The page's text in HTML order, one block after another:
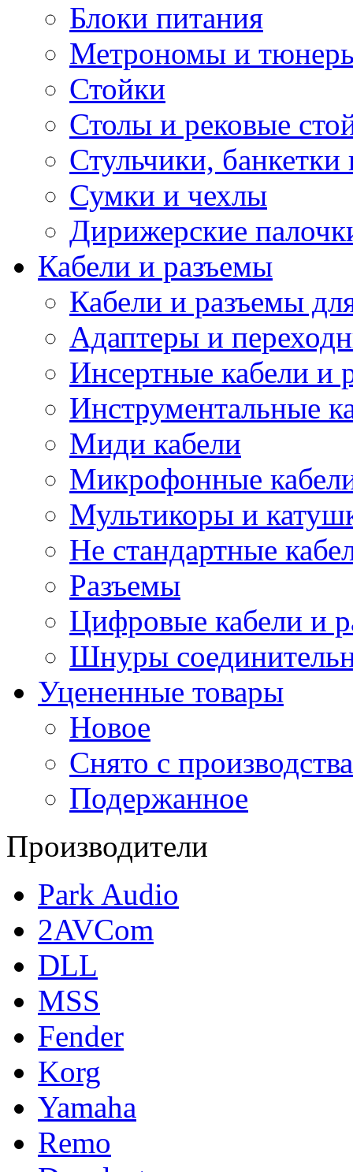
Блоки питания
Метрономы и
Стойки
Столы и рековые
Стульчики, банкетки
Сумки и чехлы
Дирижерские
Кабели и разъемы
Кабели и разъемы
Адаптеры и
Инсертные кабели и
Инструментальные
Миди кабели
Микрофонные
Мультикоры и
Не стандартные
Разъемы
Цифровые кабели и
Шнуры
Уцененные товары
Новое
Снято с производства
Подержанное
Производители
Park Audio
2AVCom
DLL
MSS
Fender
Korg
Yamaha
Remo